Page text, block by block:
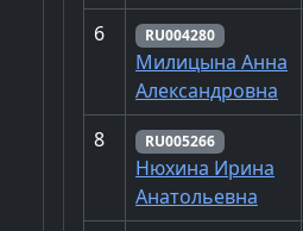
6 RU004280
Милицына Анна
Александровна
8 RU005266
Нюхина Ирина
Анатольевна